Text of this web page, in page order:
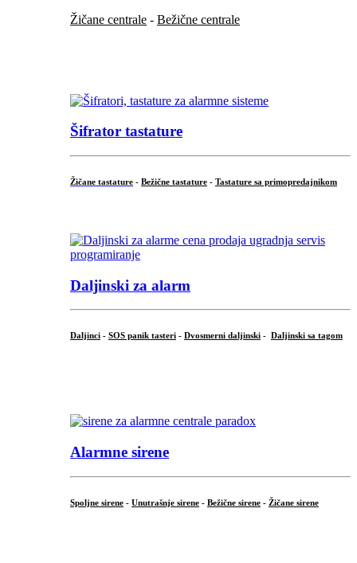
Žičane centrale - Bežične centrale
Šifrator tastature
Žičane tastature - Bežične tastature - Tastature sa primopredajnikom
Daljinski za alarm
Daljinci - SOS panik tasteri - Dvosmerni daljinski - Daljinski sa tagom
Alarmne sirene
Spoljne sirene - Unutrašnje sirene - Bežične sirene - Žičane sirene